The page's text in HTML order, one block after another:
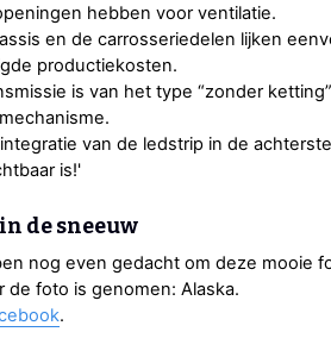
hebben voor ventilatie.
en de carrosseriedelen lijken
productiekosten.
is van het type “zonder
van de ledstrip in de
is!'
de sneeuw
nog even gedacht om deze mooie
de foto is genomen: Alaska.
.